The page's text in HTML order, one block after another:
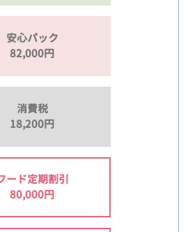
安心パック
82,000円
消費税
18,200円
ード定期割引
80,000円